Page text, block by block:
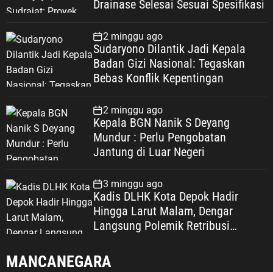
Drainase Selesai Sesuai Spesifikasi
2 minggu ago
Sudaryono Dilantik Jadi Kepala
Badan Gizi Nasional: Tegaskan
Bebas Konflik Kepentingan
2 minggu ago
Kepala BGN Nanik S Deyang
Mundur : Perlu Pengobatan
Jantung di Luar Negeri
3 minggu ago
Kadis DLHK Kota Depok Hadir
Hingga Larut Malam, Dengar
Langsung Polemik Retribusi
MANCANEGARA